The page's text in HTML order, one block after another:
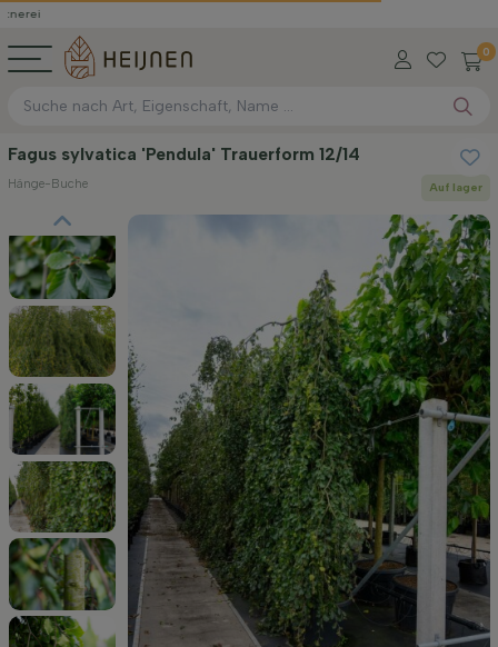
0
Fagus sylvatica 'Pendula' Trauerform 12/14
Hänge-Buche Auf lager